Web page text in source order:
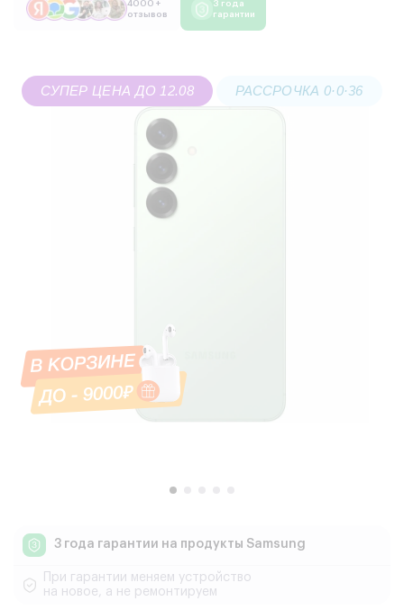
4000 +
отзывов
3 года
гарантии
СУПЕР ЦЕНА ДО 12.08 РАССРОЧКА 0·0·36
3 года гарантии на продукты Samsung
При гарантии меняем устройство
на новое, а не ремонтируем